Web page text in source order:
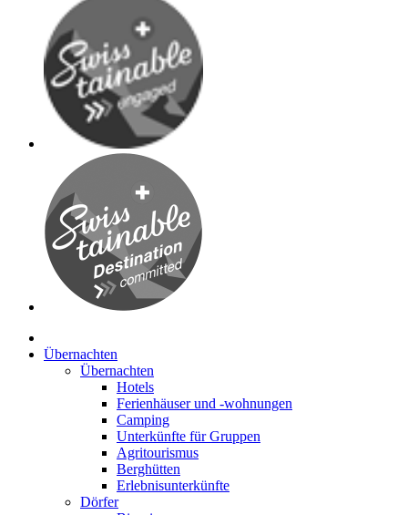
Übernachten
Übernachten
Hotels
Ferienhäuser und -wohnungen
Camping
Unterkünfte für Gruppen
Agritourismus
Berghütten
Erlebnisunterkünfte
Dörfer